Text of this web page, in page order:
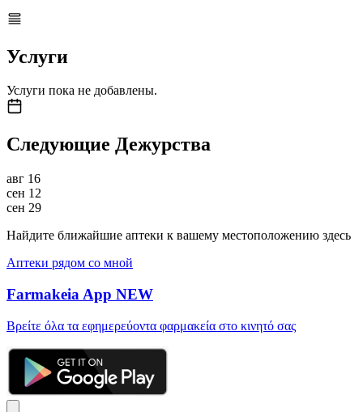
Услуги
Услуги пока не добавлены.
Следующие Дежурства
авг 16
сен 12
сен 29
Найдите ближайшие аптеки к вашему местоположению здесь
Аптеки рядом со мной
Farmakeia App NEW
Βρείτε όλα τα εφημερεύοντα φαρμακεία στο κινητό σας